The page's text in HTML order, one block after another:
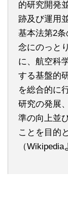
的研究開発
跡及び運用
基本法第2
念にのっと
に、航空科
する基盤的
を総合的に
研究の発展
準の向上並
ことを目的
（Wikipedia